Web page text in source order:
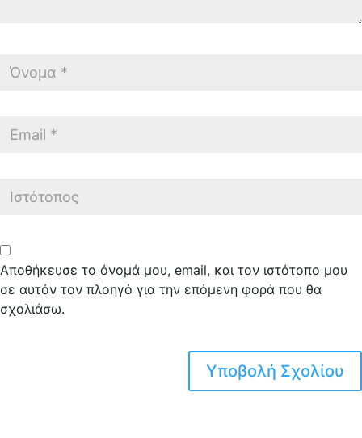
Αποθήκευσε το όνομά μου, email, και τον ιστότοπο μου
σε αυτόν τον πλοηγό για την επόμενη φορά που θα
σχολιάσω.